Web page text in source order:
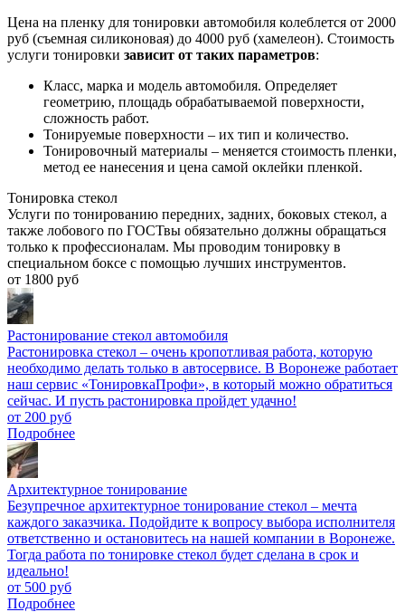
Цена на пленку для тонировки автомобиля колеблется от 2000
руб (съемная силиконовая) до 4000 руб (хамелеон). Стоимость
услуги тонировки зависит от таких параметров:
Класс, марка и модель автомобиля. Определяет
геометрию, площадь обрабатываемой поверхности,
сложность работ.
Тонируемые поверхности – их тип и количество.
Тонировочный материалы – меняется стоимость пленки,
метод ее нанесения и цена самой оклейки пленкой.
Тонировка стекол
Услуги по тонированию передних, задних, боковых стекол, а
также лобового по ГОСТвы обязательно должны обращаться
только к профессионалам. Мы проводим тонировку в
специальном боксе с помощью лучших инструментов.
от 1800 руб
Растонирование стекол автомобиля
Растонировка стекол – очень кропотливая работа, которую
необходимо делать только в автосервисе. В Воронеже работает
наш сервис «ТонировкаПрофи», в который можно обратиться
сейчас. И пусть растонировка пройдет удачно!
от 200 руб
Подробнее
Архитектурное тонирование
Безупречное архитектурное тонирование стекол – мечта
каждого заказчика. Подойдите к вопросу выбора исполнителя
ответственно и остановитесь на нашей компании в Воронеже.
Тогда работа по тонировке стекол будет сделана в срок и
идеально!
от 500 руб
Подробнее